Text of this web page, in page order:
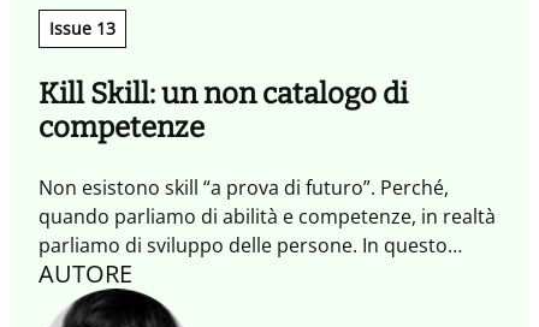
Issue 13
Kill Skill: un non catalogo di
competenze
Non esistono skill “a prova di futuro”. Perché,
quando parliamo di abilità e competenze, in realtà
parliamo di sviluppo delle persone. In questo
Quaderno abbiamo affrontato il tema delle skill dal
punto di vista sistemico, per esplorare ciò che
AUTORE